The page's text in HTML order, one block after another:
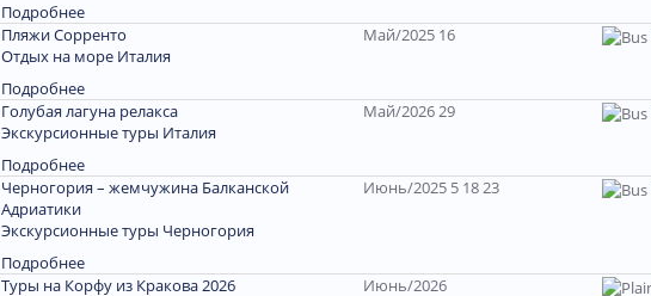
Подробнее
Пляжи Сорренто
Отдых на море Италия
Подробнее
Май/2025 16
Голубая лагуна релакса
Экскурсионные туры Италия
Подробнее
Май/2026 29
Черногория – жемчужина Балканской
Адриатики
Экскурсионные туры Черногория
Подробнее
Июнь/2025 5 18 23
Туры на Корфу из Кракова 2026
Июнь/2026